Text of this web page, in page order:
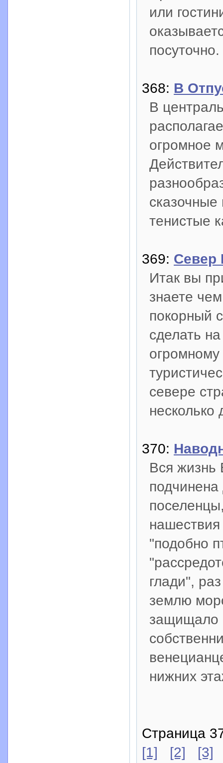
или
посуточно.
368: В
В
огромное
тенистые
369: Север
Итак вы
знаете
покорный
сделать
огромному
севере
370:
Вся жизнь
"подобно
глади",
землю
защищало
нижних
Страница
[1]
[2]
[3]